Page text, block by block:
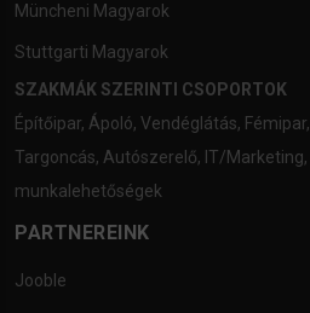
Müncheni Magyarok
Stuttgarti Magyarok
SZAKMÁK SZERINTI CSOPORTOK
Építőipar, Ápoló, Vendéglátás, Fémipar,
Targoncás, Autószerelő, IT/Marketing,
munkalehetőségek
PARTNEREINK
Jooble